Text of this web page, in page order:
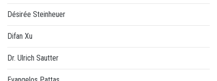
Désirée Steinheuer
Difan Xu
Dr. Ulrich Sautter